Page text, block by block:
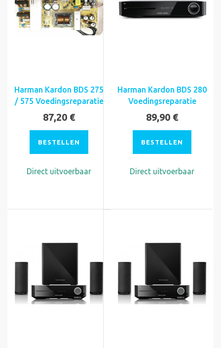
Harman Kardon BDS 275
/ 575 Voedingsreparatie
87,20 €
BESTELLEN
Direct uitvoerbaar
Harman Kardon BDS 280
Voedingsreparatie
89,90 €
BESTELLEN
Direct uitvoerbaar